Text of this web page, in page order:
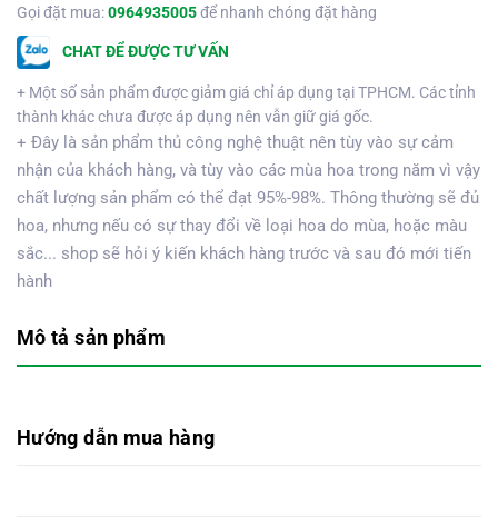
Gọi đặt mua:0964935005để nhanh chóng đặt hàng
CHAT ĐỂ ĐƯỢC TƯ VẤN
+ Một số sản phẩm được giảm giá chỉ áp dụng tại TPHCM. Các tỉnh
thành khác chưa được áp dụng nên vẫn giữ giá gốc.
+ Đây là sản phẩm thủ công nghệ thuật nên tùy vào sự cảm
nhận của khách hàng, và tùy vào các mùa hoa trong năm vì vậy
chất lượng sản phẩm có thể đạt 95%-98%. Thông thường sẽ đủ
hoa, nhưng nếu có sự thay đổi về loại hoa do mùa, hoặc màu
sắc... shop sẽ hỏi ý kiến khách hàng trước và sau đó mới tiến
hành
Mô tả sản phẩm
Hướng dẫn mua hàng